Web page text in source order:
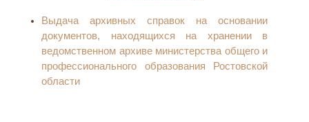
Выдача архивных справок на основании
документов, находящихся на хранении в
ведомственном архиве министерства общего и
профессионального образования Ростовской
области